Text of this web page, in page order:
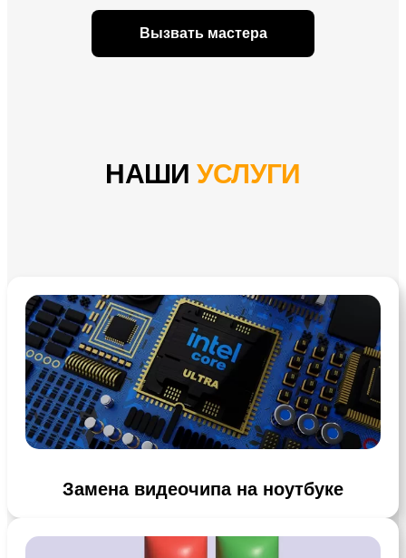
Вызвать мастера
НАШИ УСЛУГИ
Замена видеочипа на ноутбуке